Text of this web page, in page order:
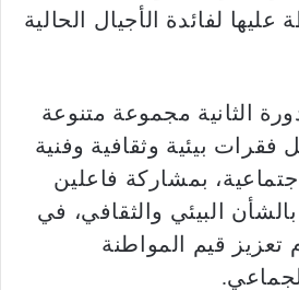
عليها لفائدة الأجيال الحالية
الثانية مجموعة متنوعة
بيئية وثقافية وفنية
بمشاركة فاعلين
البيئي والثقافي، في
تعزيز قيم المواطنة